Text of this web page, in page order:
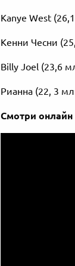
Kanye West
Кенни Чесни
Billy Joel (23,6
Рианна (22, 3
Смотри